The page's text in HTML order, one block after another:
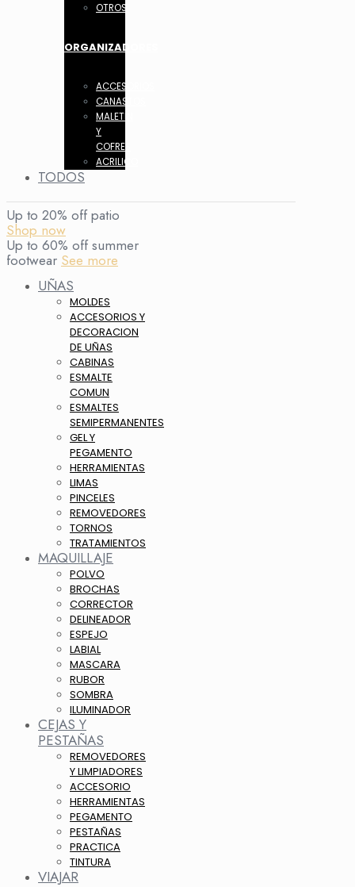
OTROS
ORGANIZADORES
ACCESORIOS
CANASTOS
MALETIN
Y
COFRES
ACRILICO
TODOS
Up to 20% off patio
Shop now
Up to 60% off summer
footwear See more
UÑAS
MOLDES
ACCESORIOS Y
DECORACION
DE UÑAS
CABINAS
ESMALTE
COMUN
ESMALTES
SEMIPERMANENTES
GEL Y
PEGAMENTO
HERRAMIENTAS
LIMAS
PINCELES
REMOVEDORES
TORNOS
TRATAMIENTOS
MAQUILLAJE
POLVO
BROCHAS
CORRECTOR
DELINEADOR
ESPEJO
LABIAL
MASCARA
RUBOR
SOMBRA
ILUMINADOR
CEJAS Y
PESTAÑAS
REMOVEDORES
Y LIMPIADORES
ACCESORIO
HERRAMIENTAS
PEGAMENTO
PESTAÑAS
PRACTICA
TINTURA
VIAJAR